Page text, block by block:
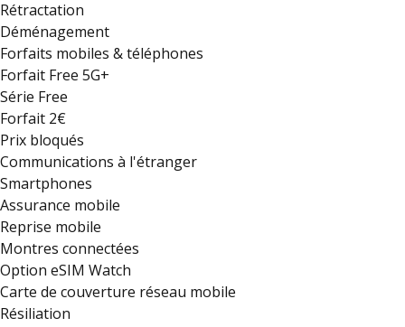
Rétractation
Déménagement
Forfaits mobiles & téléphones
Forfait Free 5G+
Série Free
Forfait 2€
Prix bloqués
Communications à l'étranger
Smartphones
Assurance mobile
Reprise mobile
Montres connectées
Option eSIM Watch
Carte de couverture réseau mobile
Résiliation